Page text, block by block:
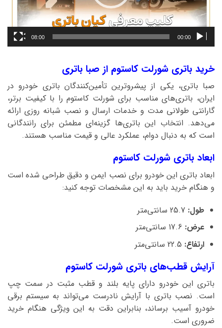
00:00
08:00
خرید باتری شورلت کاستوم از صبا باتری
صبا باتری، یکی از پیشروترین تأمین‌کنندگان باتری خودرو در
ایران، باتری‌های مناسب برای شورلت کاستوم را با کیفیت برتر،
گارانتی طولانی مدت و خدمات ارسال و نصب شبانه روزی ارائه
می‌دهد. انتخاب این باتری‌ها گزینه‌ای مطمئن برای رانندگانی
است که به دنبال دوام، عملکرد عالی و قیمت مناسب هستند.
ابعاد باتری شورلت کاستوم
ابعاد باتری این خودرو برای نصب ایمن و دقیق طراحی شده است
و هنگام خرید باید به این مشخصات توجه کنید:
طول:
عرض:
ارتفاع:
آرایش قطب‌های باتری شورلت کاستوم
باتری این خودرو دارای پایه بلند و قطب مثبت در سمت چپ
است. نصب باتری با آرایش نادرست می‌تواند به سیستم برقی
خودرو آسیب برساند، بنابراین دقت به این ویژگی هنگام خرید
ضروری است.